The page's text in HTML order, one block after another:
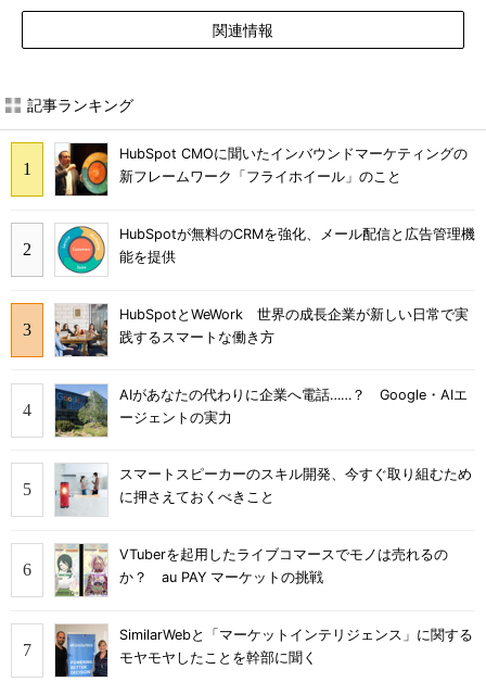
関連情報
記事ランキング
HubSpot CMOに聞いたインバウンドマーケティングの
新フレームワーク「フライホイール」のこと
HubSpotが無料のCRMを強化、メール配信と広告管理機
能を提供
HubSpotとWeWork 世界の成長企業が新しい日常で実
践するスマートな働き方
AIがあなたの代わりに企業へ電話……？ Google・AIエ
ージェントの実力
スマートスピーカーのスキル開発、今すぐ取り組むため
に押さえておくべきこと
VTuberを起用したライブコマースでモノは売れるの
か？ au PAY マーケットの挑戦
SimilarWebと「マーケットインテリジェンス」に関する
モヤモヤしたことを幹部に聞く